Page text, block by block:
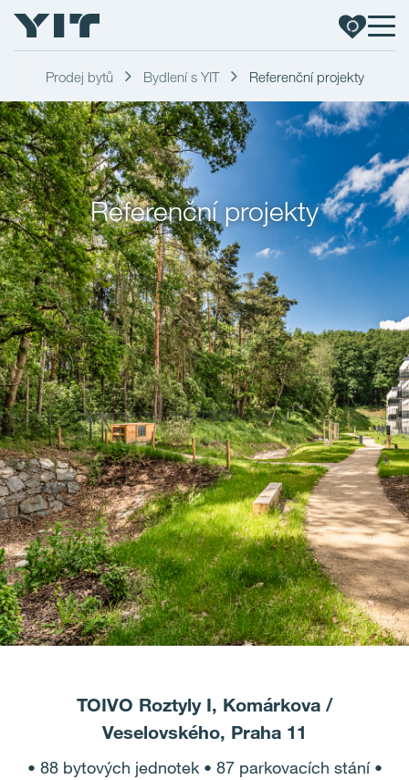
Prodej bytů Bydlení s YIT Referenční projekty
Referenční projekty
TOIVO Roztyly I, Komárkova /
Veselovského, Praha 11
• 88 bytových jednotek • 87 parkovacích stání •